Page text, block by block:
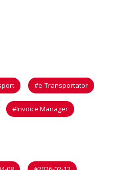
#e-Transportator
#Invoice Manager